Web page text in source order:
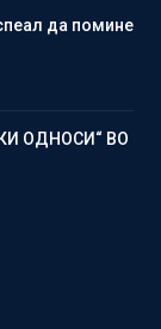
да помине
ОДНОСИ“ ВО